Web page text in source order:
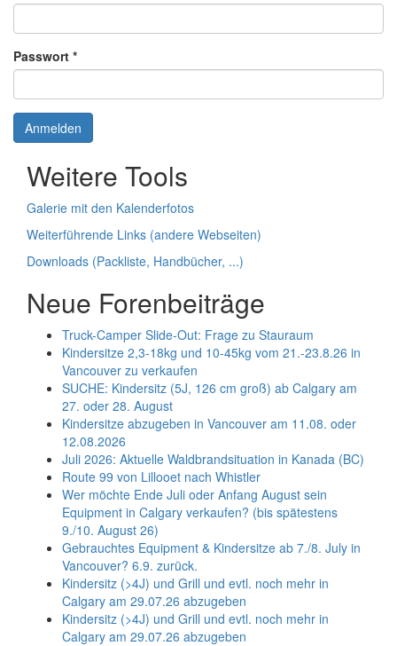
Passwort *
Anmelden
Weitere Tools
Galerie mit den Kalenderfotos
Weiterführende Links (andere Webseiten)
Downloads (Packliste, Handbücher, ...)
Neue Forenbeiträge
Truck-Camper Slide-Out: Frage zu Stauraum
Kindersitze 2,3-18kg und 10-45kg vom 21.-23.8.26 in
Vancouver zu verkaufen
SUCHE: Kindersitz (5J, 126 cm groß) ab Calgary am
27. oder 28. August
Kindersitze abzugeben in Vancouver am 11.08. oder
12.08.2026
Juli 2026: Aktuelle Waldbrandsituation in Kanada (BC)
Route 99 von Lillooet nach Whistler
Wer möchte Ende Juli oder Anfang August sein
Equipment in Calgary verkaufen? (bis spätestens
9./10. August 26)
Gebrauchtes Equipment & Kindersitze ab 7./8. July in
Vancouver? 6.9. zurück.
Kindersitz (>4J) und Grill und evtl. noch mehr in
Calgary am 29.07.26 abzugeben
Kindersitz (>4J) und Grill und evtl. noch mehr in
Calgary am 29.07.26 abzugeben